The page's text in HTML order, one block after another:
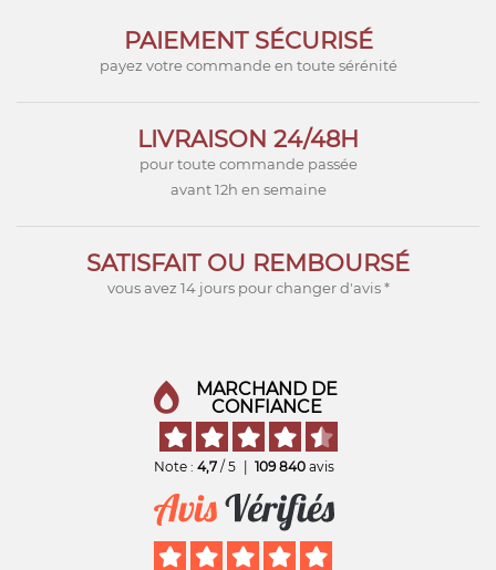
PAIEMENT SÉCURISÉ
payez votre commande en toute sérénité
LIVRAISON 24/48H
pour toute commande passée
avant 12h en semaine
SATISFAIT OU REMBOURSÉ
vous avez 14 jours pour changer d'avis *
MARCHAND DE
CONFIANCE
Note : 4,7 / 5 109 840 avis